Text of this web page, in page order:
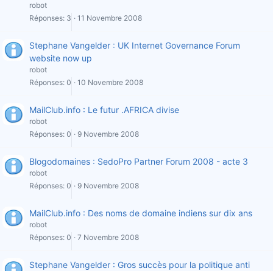
robot
Réponses 3 11 Novembre 2008
Stephane Vangelder : UK Internet Governance Forum
website now up
robot
Réponses 0 10 Novembre 2008
MailClub.info : Le futur .AFRICA divise
robot
Réponses 0 9 Novembre 2008
Blogodomaines : SedoPro Partner Forum 2008 - acte 3
robot
Réponses 0 9 Novembre 2008
MailClub.info : Des noms de domaine indiens sur dix ans
robot
Réponses 0 7 Novembre 2008
Stephane Vangelder : Gros succès pour la politique anti